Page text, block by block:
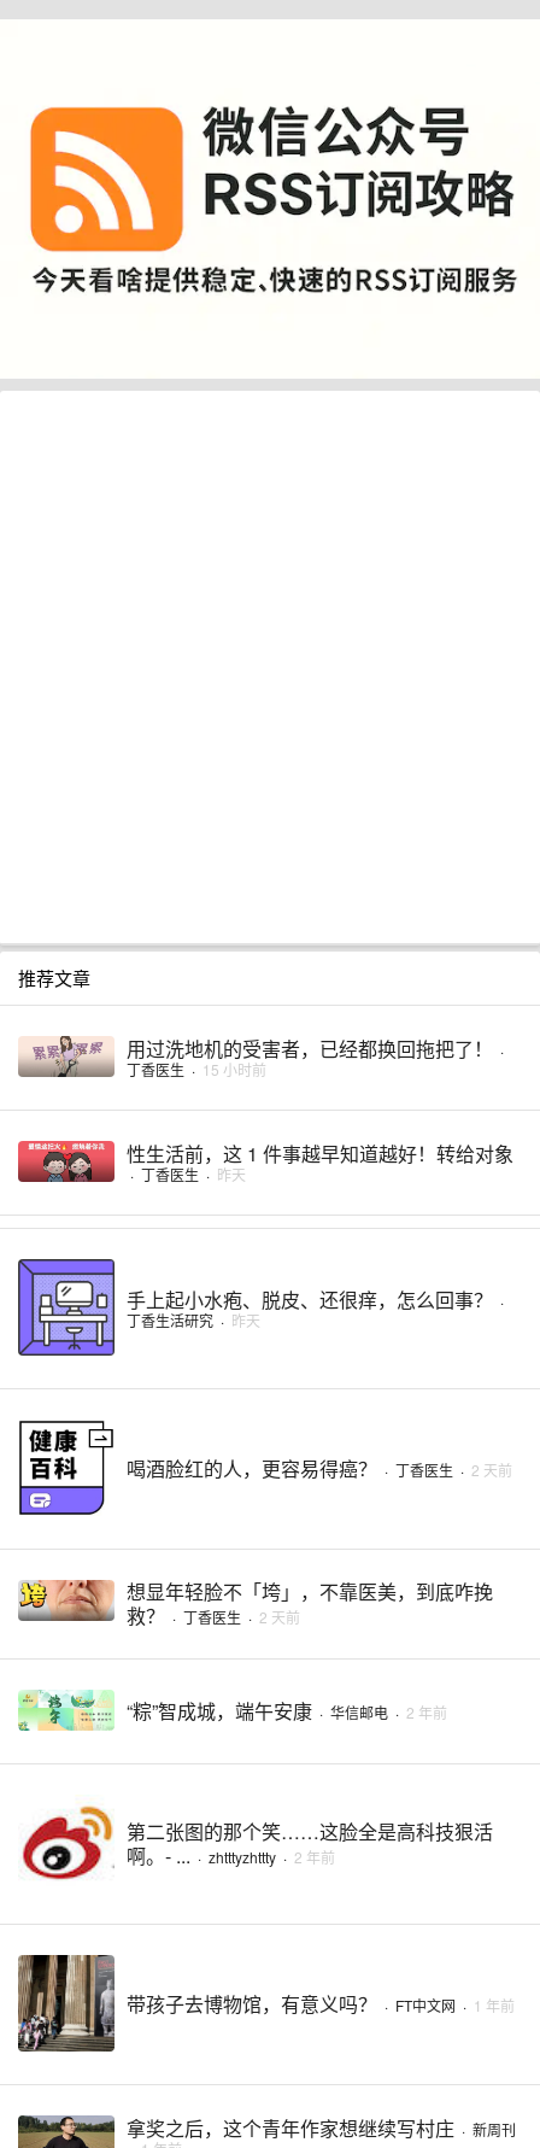
推荐文章
用过洗地机的受害者，已经都换回拖把了！
·
丁香医生 · 15 小时前
性生活前，这 1 件事越早知道越好！转给对象
· 丁香医生 · 昨天
手上起小水疱、脱皮、还很痒，怎么回事？
·
丁香生活研究 · 昨天
喝酒脸红的人，更容易得癌？ · 丁香医生 · 2 天前
想显年轻脸不「垮」，不靠医美，到底咋挽
救？
· 丁香医生 · 2 天前
“粽”智成城，端午安康 · 华信邮电 · 2 年前
第二张图的那个笑……这脸全是高科技狠活
啊。- ... · zhtttyzhttty · 2 年前
带孩子去博物馆，有意义吗？ · FT中文网 · 1 年前
拿奖之后，这个青年作家想继续写村庄 · 新周刊